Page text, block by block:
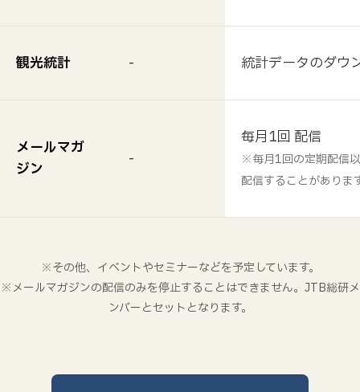
観光統計 - 統計データのダウ
メールマガ
ジン
-
毎月1回 配信
※毎月1回の定期配信
配信することがありま
※その他、イベントやセミナーなどを予定しています。
※メールマガジンの配信のみを停止することはできません。JTB総研メ
ンバーとセットとなります。